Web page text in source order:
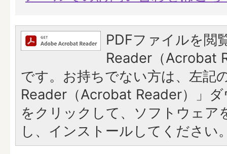
PDFファイルを閲
Reader（Acrobat
です。お持ちでない方は、左記
Reader（Acrobat Reader）」
をクリックして、ソフトウェア
し、インストールしてください